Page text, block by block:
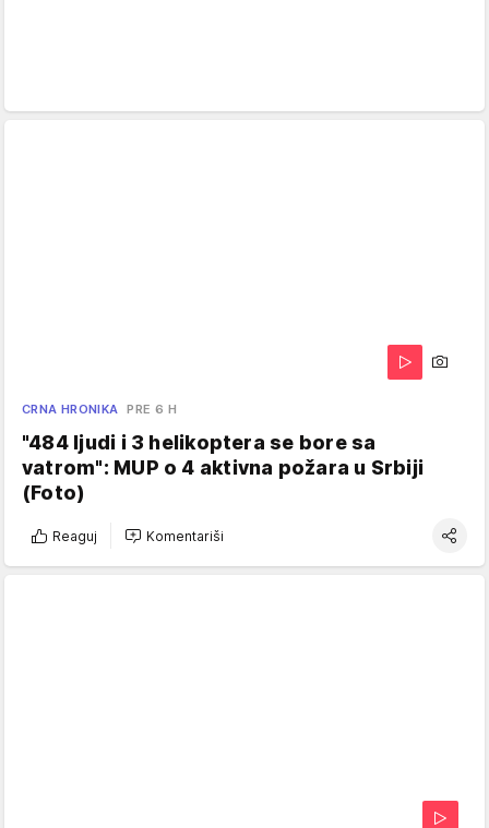
CRNA HRONIKA PRE 6 H
"484 ljudi i 3 helikoptera se bore sa
vatrom": MUP o 4 aktivna požara u Srbiji
(Foto)
Reaguj Komentariši